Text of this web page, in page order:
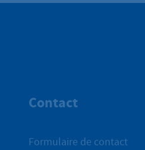
Contact
Formulaire de contact